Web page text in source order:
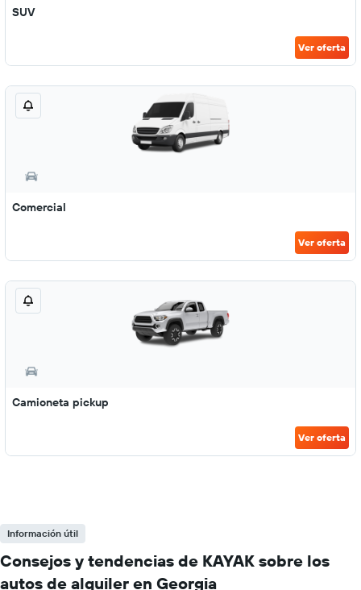
SUV
Ver oferta
Comercial
Ver oferta
Camioneta pickup
Ver oferta
Información útil
Consejos y tendencias de KAYAK sobre los
autos de alquiler en Georgia